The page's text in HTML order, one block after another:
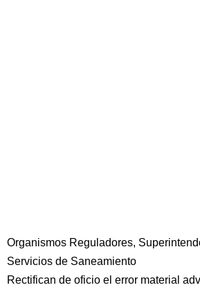
Organismos Reguladores,
Servicios de Saneamiento
Rectifican de oficio el error material